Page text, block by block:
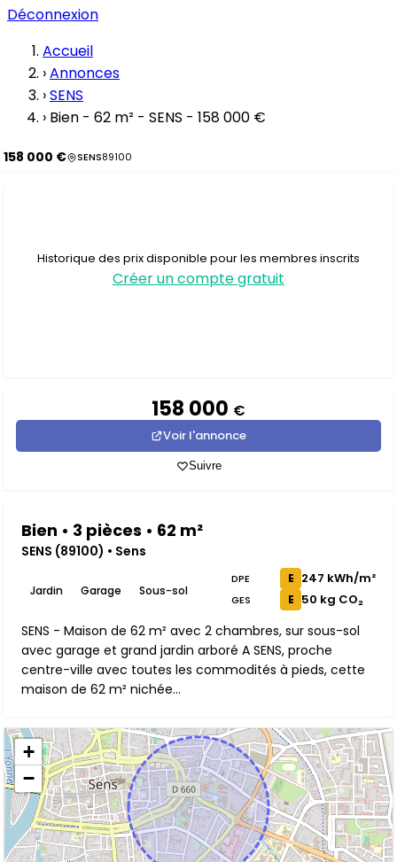
Déconnexion
Accueil
›Annonces
›SENS
› Bien - 62 m² - SENS - 158 000 €
158 000 € SENS89100
Historique des prix disponible pour les membres inscrits
Créer un compte gratuit
158 000 €
Voir l'annonce
Suivre
Bien • 3 pièces • 62 m²
SENS (89100) • Sens
Jardin Garage Sous-sol
DPE E 247 kWh/m²
GES E 50 kg CO₂
SENS - Maison de 62 m² avec 2 chambres, sur sous-sol
avec garage et grand jardin arboré A SENS, proche
centre-ville avec toutes les commodités à pieds, cette
maison de 62 m² nichée...
+
−